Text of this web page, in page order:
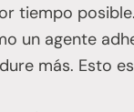
tiempo
un agente
más. Esto